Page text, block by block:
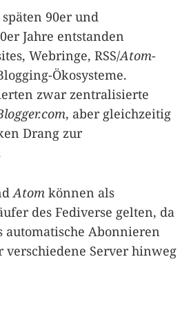
90er und
Jahre entstanden
Webringe, RSS/Atom-
Ökosysteme.
zwar zentralisierte
, aber gleichzeitig
Drang zur
Atom können als
des Fediverse gelten, da
automatische Abonnieren
Server hinweg